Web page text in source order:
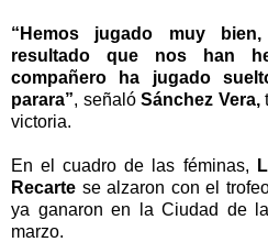
“ Hemos jugado muy
resultado que nos han
compañero ha jugado
parara”, señal ó Sánchez Vera,
victoria.
En el cuadro de las féminas,
Recarte se alzaron con el
ya ganaron en la Ciudad de
marzo.